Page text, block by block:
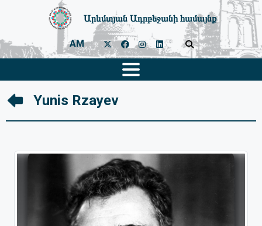
Արևմտյան Ադրբեջանի համայնք
AM
Yunis Rzayev